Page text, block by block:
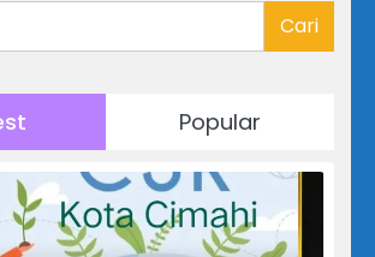
Cari
Popular